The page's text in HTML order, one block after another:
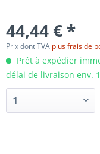
44,44 € *
Prix dont TVA plus frais de
Prêt à expédier
délai de livraison env.